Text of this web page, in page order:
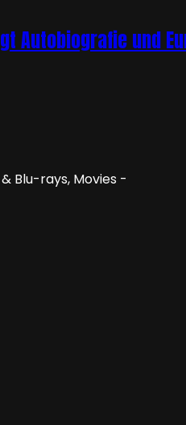
Autobiografie
& Blu-rays, Movies -